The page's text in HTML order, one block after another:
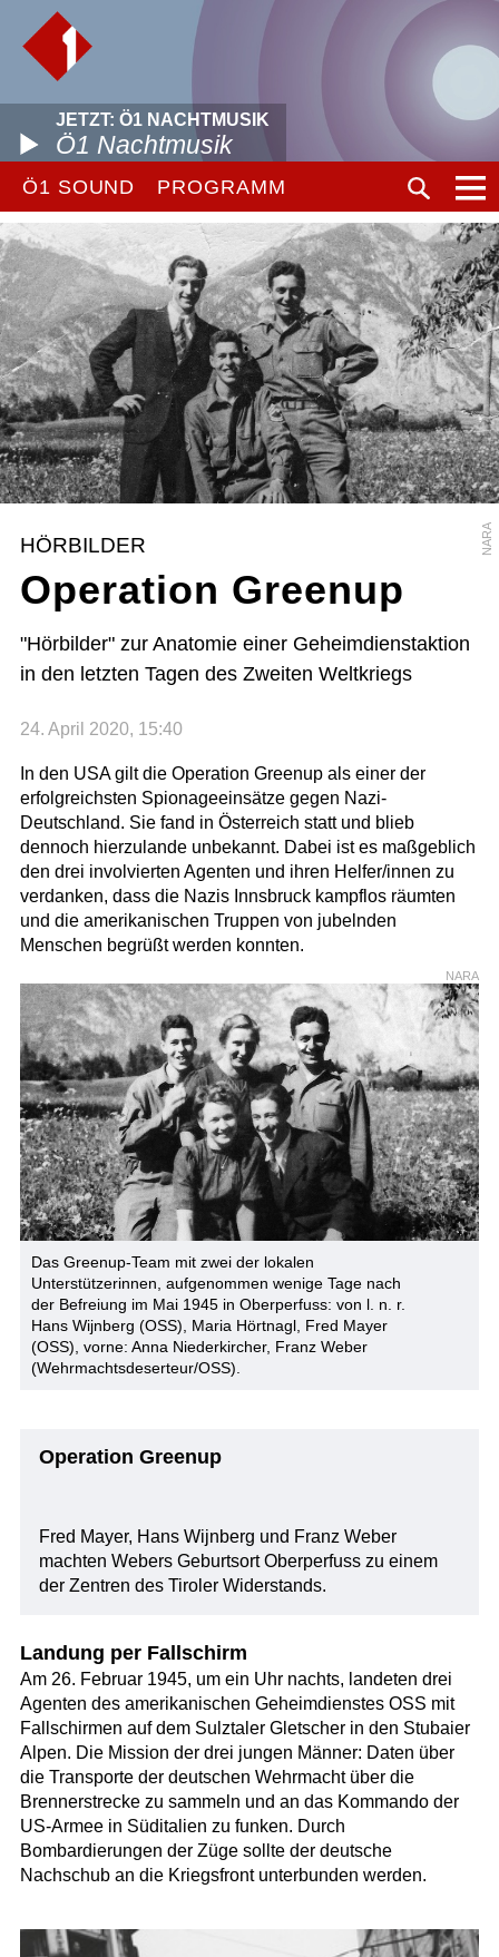
JETZT: Ö1 NACHTMUSIK
Ö1 Nachtmusik
Ö1 SOUND PROGRAMM
NARA
HÖRBILDER
Operation Greenup
"Hörbilder" zur Anatomie einer Geheimdienstaktion
in den letzten Tagen des Zweiten Weltkriegs
24. April 2020, 15:40
In den USA gilt die Operation Greenup als einer der
erfolgreichsten Spionageeinsätze gegen Nazi-
Deutschland. Sie fand in Österreich statt und blieb
dennoch hierzulande unbekannt. Dabei ist es maßgeblich
den drei involvierten Agenten und ihren Helfer/innen zu
verdanken, dass die Nazis Innsbruck kampflos räumten
und die amerikanischen Truppen von jubelnden
Menschen begrüßt werden konnten.
Das Greenup-Team mit zwei der lokalen
Unterstützerinnen, aufgenommen wenige Tage nach
der Befreiung im Mai 1945 in Oberperfuss: von l. n. r.
Hans Wijnberg (OSS), Maria Hörtnagl, Fred Mayer
(OSS), vorne: Anna Niederkircher, Franz Weber
(Wehrmachtsdeserteur/OSS).
NARA
Operation Greenup
Fred Mayer, Hans Wijnberg und Franz Weber
machten Webers Geburtsort Oberperfuss zu einem
der Zentren des Tiroler Widerstands.
Landung per Fallschirm
Am 26. Februar 1945, um ein Uhr nachts, landeten drei
Agenten des amerikanischen Geheimdienstes OSS mit
Fallschirmen auf dem Sulztaler Gletscher in den Stubaier
Alpen. Die Mission der drei jungen Männer: Daten über
die Transporte der deutschen Wehrmacht über die
Brennerstrecke zu sammeln und an das Kommando der
US-Armee in Süditalien zu funken. Durch
Bombardierungen der Züge sollte der deutsche
Nachschub an die Kriegsfront unterbunden werden.